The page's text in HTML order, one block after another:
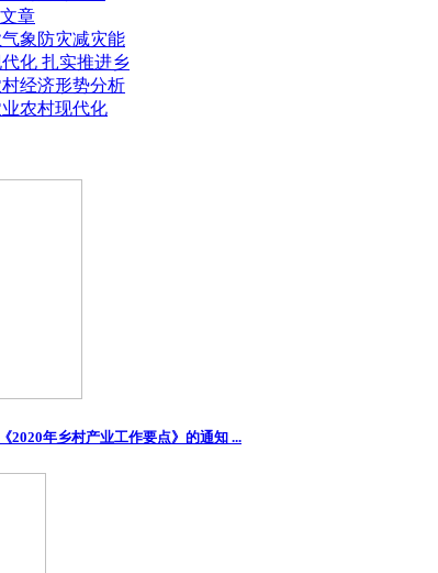
章
象防灾减灾能
化 扎实推进乡
经济形势分析
农村现代化
2020年乡村产业工作要点》的通知 ...